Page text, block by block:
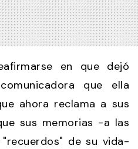
en que dejó
que ella
ahora reclama a sus
sus memorias -a las
de su vida-